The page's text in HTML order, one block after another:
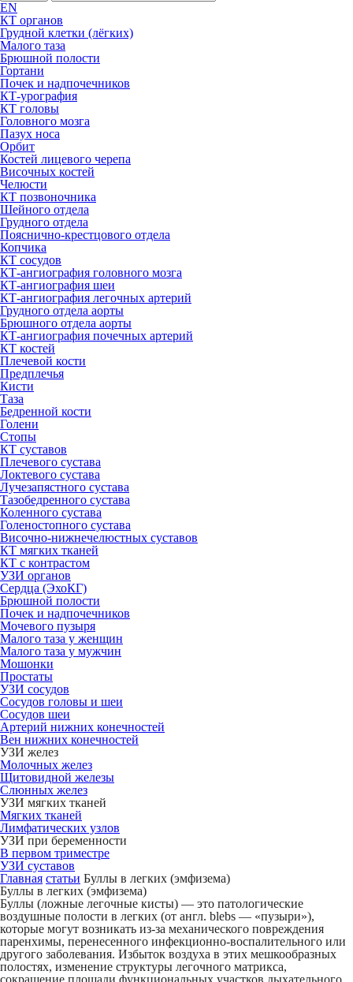
EN
КТ органов
Грудной клетки (лёгких)
Малого таза
Брюшной полости
Гортани
Почек и надпочечников
КТ-урография
КТ головы
Головного мозга
Пазух носа
Орбит
Костей лицевого черепа
Височных костей
Челюсти
КТ позвоночника
Шейного отдела
Грудного отдела
Пояснично-крестцового отдела
Копчика
КТ сосудов
КТ-ангиография головного мозга
КТ-ангиография шеи
КТ-ангиография легочных артерий
Грудного отдела аорты
Брюшного отдела аорты
КТ-ангиография почечных артерий
КТ костей
Плечевой кости
Предплечья
Кисти
Таза
Бедренной кости
Голени
Стопы
КТ суставов
Плечевого сустава
Локтевого сустава
Лучезапястного сустава
Тазобедренного сустава
Коленного сустава
Голеностопного сустава
Височно-нижнечелюстных суставов
КТ мягких тканей
КТ с контрастом
УЗИ органов
Сердца (ЭхоКГ)
Брюшной полости
Почек и надпочечников
Мочевого пузыря
Малого таза у женщин
Малого таза у мужчин
Мошонки
Простаты
УЗИ сосудов
Сосудов головы и шеи
Сосудов шеи
Артерий нижних конечностей
Вен нижних конечностей
УЗИ желез
Молочных желез
Щитовидной железы
Слюнных желез
УЗИ мягких тканей
Мягких тканей
Лимфатических узлов
УЗИ при беременности
В первом триместре
УЗИ суставов
Главная статьи Буллы в легких (эмфизема)
Буллы в легких (эмфизема)
Буллы (ложные легочные кисты) — это патологические
воздушные полости в легких (от англ. blebs — «пузыри»),
которые могут возникать из-за механического повреждения
паренхимы, перенесенного инфекционно-воспалительного или
другого заболевания. Избыток воздуха в этих мешкообразных
полостях, изменение структуры легочного матрикса,
сокращение площади функциональных участков дыхательного